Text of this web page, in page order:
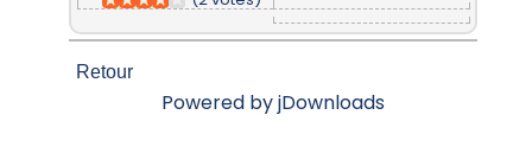
Retour
Powered by jDownloads